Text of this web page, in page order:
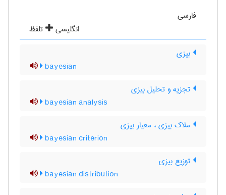
فارسی
انگلیسی
تلفظ
بیزی
bayesian
تجزیه و تحلیل بیزی
bayesian analysis
ملاک بیزی ، معیار بیزی
bayesian criterion
توزیع بیزی
bayesian distribution